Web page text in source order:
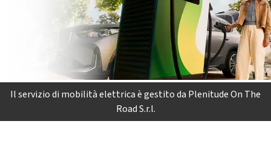
Il servizio di mobilità elettrica è gestito da Plenitude On The
Road S.r.l.